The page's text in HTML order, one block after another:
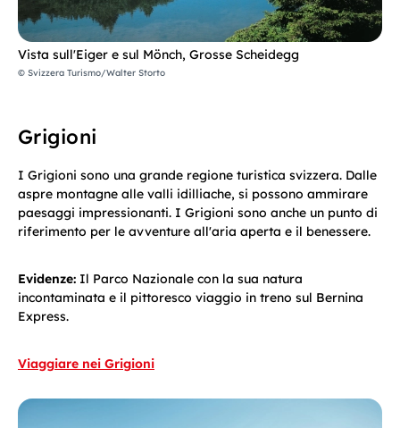
Vista sull'Eiger e sul Mönch, Grosse Scheidegg
© Svizzera Turismo/Walter Storto
Grigioni
I Grigioni sono una grande regione turistica svizzera. Dalle
aspre montagne alle valli idilliache, si possono ammirare
paesaggi impressionanti. I Grigioni sono anche un punto di
riferimento per le avventure all'aria aperta e il benessere.
Evidenze: Il Parco Nazionale con la sua natura
incontaminata e il pittoresco viaggio in treno sul Bernina
Express.
Viaggiare nei Grigioni